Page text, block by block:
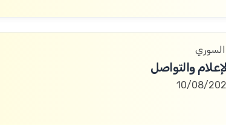
السوري
والتواصل